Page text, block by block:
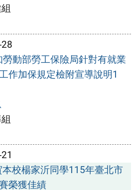
勞動部勞工保險局針對有就業
作加保規定檢附宣導說明1
本校楊家沂同學115年臺北市
榮獲佳績